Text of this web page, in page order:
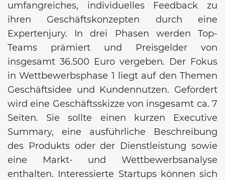
umfangreiches, individuelles Feedback zu
ihren Geschäftskonzepten durch eine
Expertenjury. In drei Phasen werden Top-
Teams prämiert und Preisgelder von
insgesamt 36.500 Euro vergeben. Der Fokus
in Wettbewerbsphase 1 liegt auf den Themen
Geschäftsidee und Kundennutzen. Gefordert
wird eine Geschäftsskizze von insgesamt ca. 7
Seiten. Sie sollte einen kurzen Executive
Summary, eine ausführliche Beschreibung
des Produkts oder der Dienstleistung sowie
eine Markt- und Wettbewerbsanalyse
enthalten. Interessierte Startups können sich